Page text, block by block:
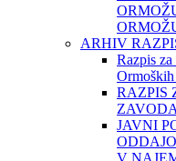
ARHIV
Razpis
RAZPIS
JAVNI
V